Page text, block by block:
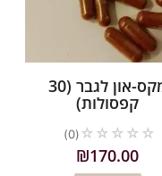
מקס-און לגבר (30
קפסולות)
☆
☆
☆
(0)
₪170.00